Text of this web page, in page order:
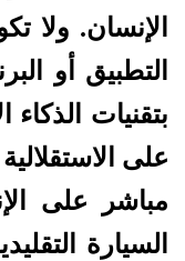
الإنسان. ولا
التطبيق أو
بتقنيات الذكاء
على
مباشر على
السيارة